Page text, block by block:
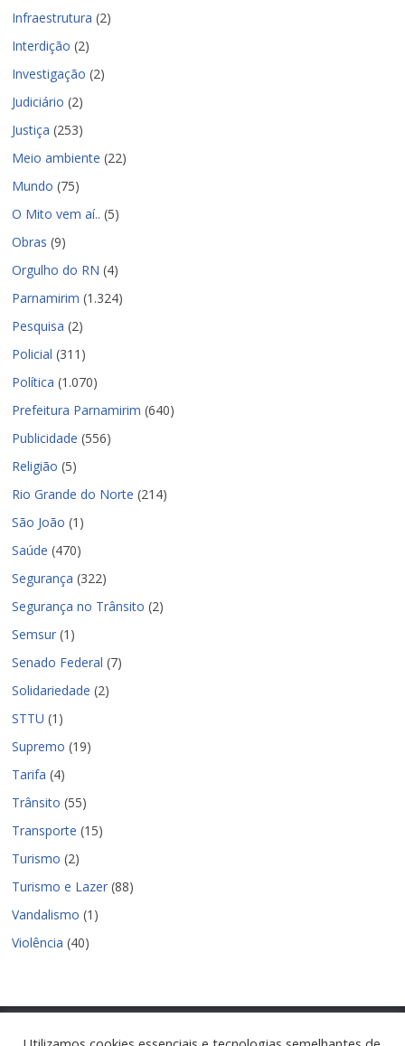
Infraestrutura (2)
Interdição (2)
Investigação (2)
Judiciário (2)
Justiça (253)
Meio ambiente (22)
Mundo (75)
O Mito vem aí.. (5)
Obras (9)
Orgulho do RN (4)
Parnamirim (1.324)
Pesquisa (2)
Policial (311)
Política (1.070)
Prefeitura Parnamirim (640)
Publicidade (556)
Religião (5)
Rio Grande do Norte (214)
São João (1)
Saúde (470)
Segurança (322)
Segurança no Trânsito (2)
Semsur (1)
Senado Federal (7)
Solidariedade (2)
STTU (1)
Supremo (19)
Tarifa (4)
Trânsito (55)
Transporte (15)
Turismo (2)
Turismo e Lazer (88)
Vandalismo (1)
Violência (40)